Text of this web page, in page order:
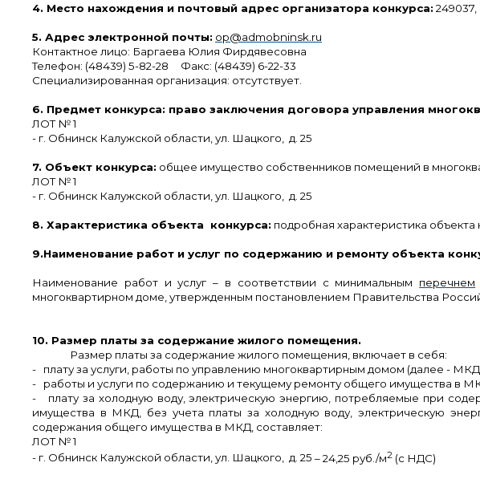
4. Место нахождения и почтовый адрес организатора конкурса:
5. Адрес электронной почты: ор@admobninsk.ru
Контактное лицо: Баргаева Юлия Фирдявесовна
Телефон: (48439) 5-82-28 Факс: (48439) 6-22-33
Специализированная организация: отсутствует.
6. Предмет конкурса: право заключения договора управления
ЛОТ № 1
- г. Обнинск Калужской области, ул. Шацкого, д. 25
7. Объект конкурса: общее имущество собственников помещений в
ЛОТ № 1
- г. Обнинск Калужской области, ул. Шацкого, д. 25
8. Характеристика объекта конкурса: подробная характеристика
9.Наименование работ и услуг по содержанию и ремонту объекта
Наименование работ и услуг – в соответствии с минимальным перечнем
многоквартирном доме, утвержденным постановлением Правительства
10. Размер платы за содержание жилого помещения.
Размер платы за содержание жилого помещения, включает в себя:
- плату за услуги, работы по управлению многоквартирным домом (далее -
- работы и услуги по содержанию и текущему ремонту общего имущества в
- плату за холодную воду, электрическую энергию, потребляемые при
имущества в МКД, без учета платы за холодную воду, электрическую
содержания общего имущества в МКД, составляет:
ЛОТ № 1
- г. Обнинск Калужской области,ул. Шацкого, д. 25 – 24,25 руб./м2 (с НДС)